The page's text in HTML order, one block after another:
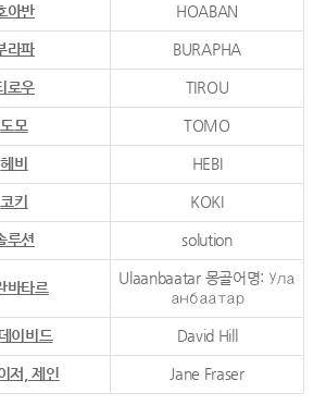
아반 HOABAN
라파 BURAPHA
로우 TIROU
도모 TOMO
헤비 HEBI
코키 KOKI
루션 solution
바타르
Ulaanbaatar 몽골어명: Ула
анбаатар
이비드 David Hill
저, 제인 Jane Fraser